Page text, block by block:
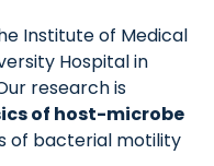
Institute of Medical
Hospital in
research is
of host-microbe
of bacterial motility